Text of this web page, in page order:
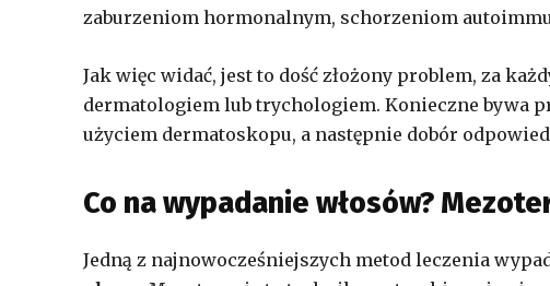
zaburzeniom hormonalnym, schorzeniom
Jak więc widać, jest to dość złożony problem, za
dermatologiem lub trychologiem. Konieczne bywa
użyciem dermatoskopu, a następnie dobór
Co na wypadanie włosów?
Jedną z najnowocześniejszych metod leczenia